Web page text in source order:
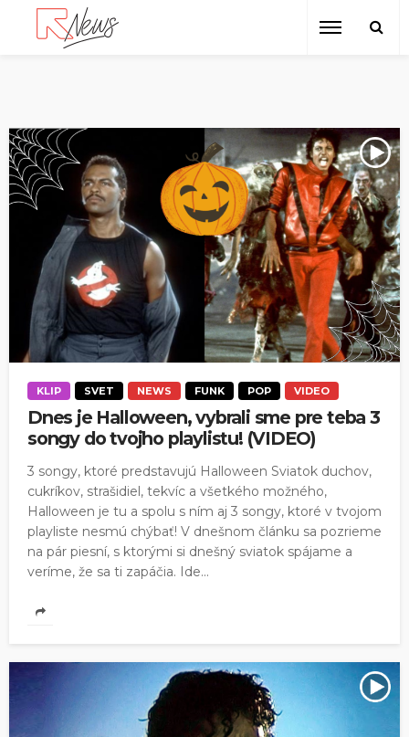
KLIP SVET NEWS FUNK POP VIDEO
Dnes je Halloween, vybrali sme pre teba 3
songy do tvojho playlistu! (VIDEO)
3 songy, ktoré predstavujú Halloween Sviatok duchov,
cukríkov, strašidiel, tekvíc a všetkého možného,
Halloween je tu a spolu s ním aj 3 songy, ktoré v tvojom
playliste nesmú chýbať! V dnešnom článku sa pozrieme
na pár piesní, s ktorými si dnešný sviatok spájame a
veríme, že sa ti zapáčia. Ide...